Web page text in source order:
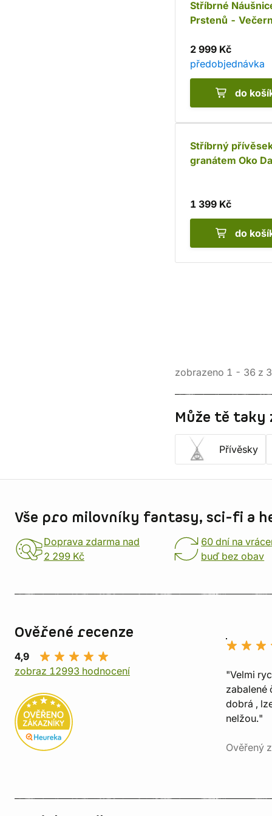
Stříbrné
Prstenů -
2 999 Kč
předobjednávka
do
Stříbrný
granátem Oko
1 399 Kč
do
zobrazeno 1 - 36 z
Může tě
Přívěsky
Vše pro milovníky fantasy, sci-fi a
Doprava zdarma nad
2 299 Kč
60 dní na
buď bez obav
Ověřené recenze
4,9
zobraz 12993 hodnocení
"Velmi
zabalené
dobrá ,
nelžou."
Ověřený